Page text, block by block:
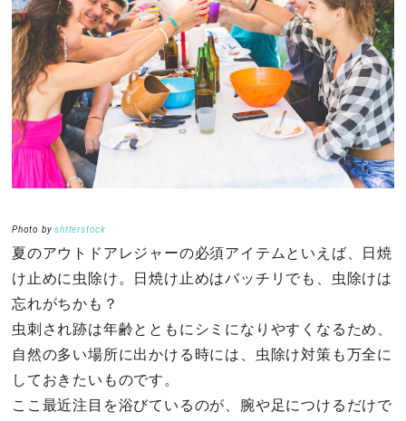
その他
ドキドキ
仕事とキャリア
特集
ファッション・美容
グルメ
趣味・旅行
セックスライフ
Photo byshtterstock
夏のアウトドアレジャーの必須アイテムといえば、日焼
け止めに虫除け。日焼け止めはバッチリでも、虫除けは
忘れがちかも？
虫刺され跡は年齢とともにシミになりやすくなるため、
自然の多い場所に出かける時には、虫除け対策も万全に
しておきたいものです。
ここ最近注目を浴びているのが、腕や足につけるだけで